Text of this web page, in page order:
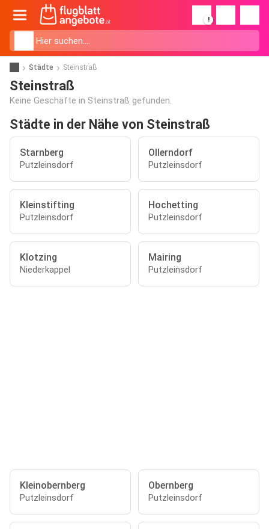
!
Städte Steinstraß
Steinstraß
Keine Geschäfte in Steinstraß gefunden.
Städte in der Nähe von Steinstraß
Starnberg
Putzleinsdorf
Ollerndorf
Putzleinsdorf
Kleinstifting
Putzleinsdorf
Hochetting
Putzleinsdorf
Klotzing
Niederkappel
Mairing
Putzleinsdorf
Kleinobernberg
Putzleinsdorf
Obernberg
Putzleinsdorf